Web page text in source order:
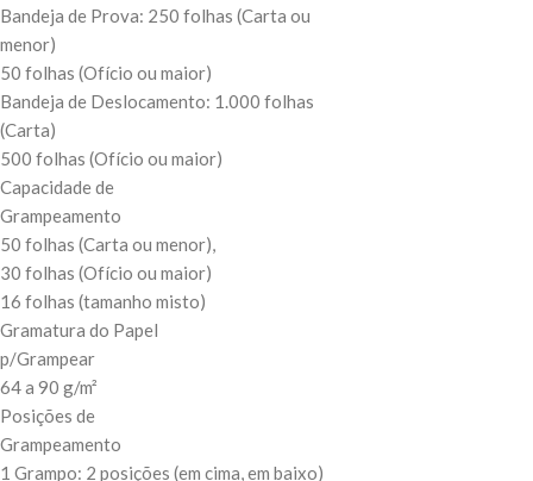
Bandeja de Prova: 250 folhas (Carta ou
menor)
50 folhas (Ofício ou maior)
Bandeja de Deslocamento: 1.000 folhas
(Carta)
500 folhas (Ofício ou maior)
Capacidade de
Grampeamento
50 folhas (Carta ou menor),
30 folhas (Ofício ou maior)
16 folhas (tamanho misto)
Gramatura do Papel
p/Grampear
64 a 90 g/m²
Posições de
Grampeamento
1 Grampo: 2 posições (em cima, em baixo)